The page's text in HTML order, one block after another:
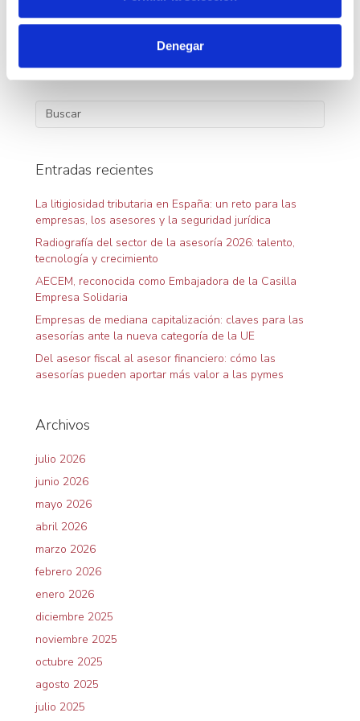
m
Denegar
e
n
*Todo el contenido sobre la Norma UNE 420001 esta
Entradas recientes
La litigiosidad tributaria en España: un reto para las
empresas, los asesores y la seguridad jurídica
Radiografía del sector de la asesoría 2026: talento,
tecnología y crecimiento
AECEM, reconocida como Embajadora de la Casilla
Empresa Solidaria
Empresas de mediana capitalización: claves para las
asesorías ante la nueva categoría de la UE
Del asesor fiscal al asesor financiero: cómo las
asesorías pueden aportar más valor a las pymes
Archivos
julio 2026
junio 2026
mayo 2026
abril 2026
marzo 2026
febrero 2026
enero 2026
diciembre 2025
noviembre 2025
octubre 2025
agosto 2025
julio 2025